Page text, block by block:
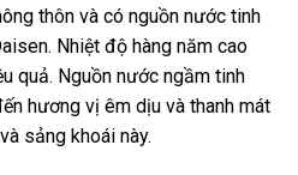
thôn và có nguồn nước tinh
Nhiệt độ hàng năm cao
quả. Nguồn nước ngầm tinh
hương vị êm dịu và thanh mát
sảng khoái này.